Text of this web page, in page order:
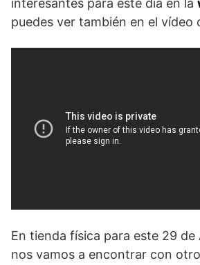
interesantes para este día en la
puedes ver también en el vídeo
En tienda física para este 29 de
nos vamos a encontrar con